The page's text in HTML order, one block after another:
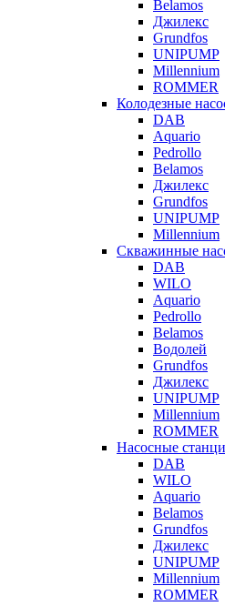
Belamos
Джилекс
Grundfos
UNIPUMP
Millennium
ROMMER
Колодезные
DAB
Aquario
Pedrollo
Belamos
Джилекс
Grundfos
UNIPUMP
Millennium
Скважинные
DAB
WILO
Aquario
Pedrollo
Belamos
Водолей
Grundfos
Джилекс
UNIPUMP
Millennium
ROMMER
Насосные
DAB
WILO
Aquario
Belamos
Grundfos
Джилекс
UNIPUMP
Millennium
ROMMER